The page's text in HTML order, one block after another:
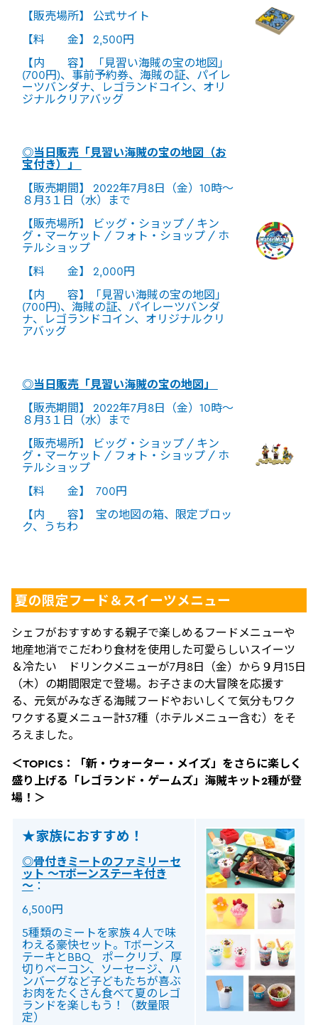
【販売場所】 公式サイト
【料 金】 2,500円
【内 容】 「見習い海賊の宝の地図」
(700円)、事前予約券、海賊の証、パイレ
ーツバンダナ、レゴランドコイン、オリ
ジナルクリアバッグ
◎当日販売「見習い海賊の宝の地図（お
宝付き）」
【販売期間】 2022年7月8日（金）10時～
８月3１日（水）まで
【販売場所】 ビッグ・ショップ / キン
グ・マーケット / フォト・ショップ / ホ
テルショップ
【料 金】 2,000円
【内 容】「見習い海賊の宝の地図」
(700円)、海賊の証、パイレーツバンダ
ナ、レゴランドコイン、オリジナルクリ
アバッグ
◎当日販売「見習い海賊の宝の地図」
【販売期間】 2022年7月8日（金）10時～
８月3１日（水）まで
【販売場所】 ビッグ・ショップ / キン
グ・マーケット / フォト・ショップ / ホ
テルショップ
【料 金】 700円
【内 容】 宝の地図の箱、限定ブロッ
ク、うちわ
夏の限定フード＆スイーツメニュー
シェフがおすすめする親子で楽しめるフードメニューや
地産地消でこだわり食材を使用した可愛らしいスイーツ
＆冷たい ドリンクメニューが7月8日（金）から９月15日
（木）の期間限定で登場。お子さまの大冒険を応援す
る、元気がみなぎる海賊フードやおいしくて気分もワク
ワクする夏メニュー計37種（ホテルメニュー含む）をそ
ろえました。
＜TOPICS：「新・ウォーター・メイズ」をさらに楽しく
盛り上げる「レゴランド・ゲームズ」海賊キット2種が登
場！＞
★家族におすすめ！
◎骨付きミートのファミリーセ
ット ～Tボーンステーキ付き
～：
6,500円
5種類のミートを家族４人で味
わえる豪快セット。Tボーンス
テーキとBBQ ポークリブ、厚
切りベーコン、ソーセージ、ハ
ンバーグなど子どもたちが喜ぶ
お肉をたくさん食べて夏のレゴ
ランドを楽しもう！（数量限
定）